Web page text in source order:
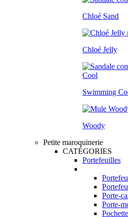
Chloé Sand
Chloé Jelly
Swimming
Woody
Petite maroquinerie
CATÉGORIES
Portefeuilles
Porte-
Porte-